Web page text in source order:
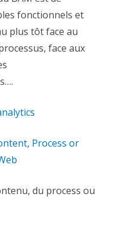
fonctionnels et
plus tôt face au
face aux
Process or
du process ou